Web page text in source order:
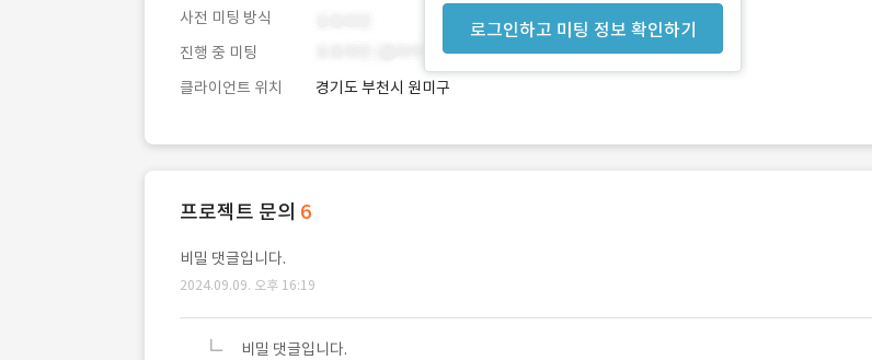
로그인하고 미팅 정보 확인하기
사전 미팅 방식
진행 중 미팅
클라이언트 위치
경기도 부천시 원미구
프로젝트 문의 6
비밀 댓글입니다.
2024.09.09. 오후 16:19
비밀 댓글입니다.